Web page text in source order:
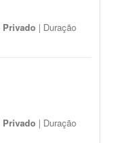
Privado | Duração
Privado | Duração